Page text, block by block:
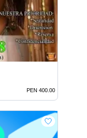
PEN 400.00